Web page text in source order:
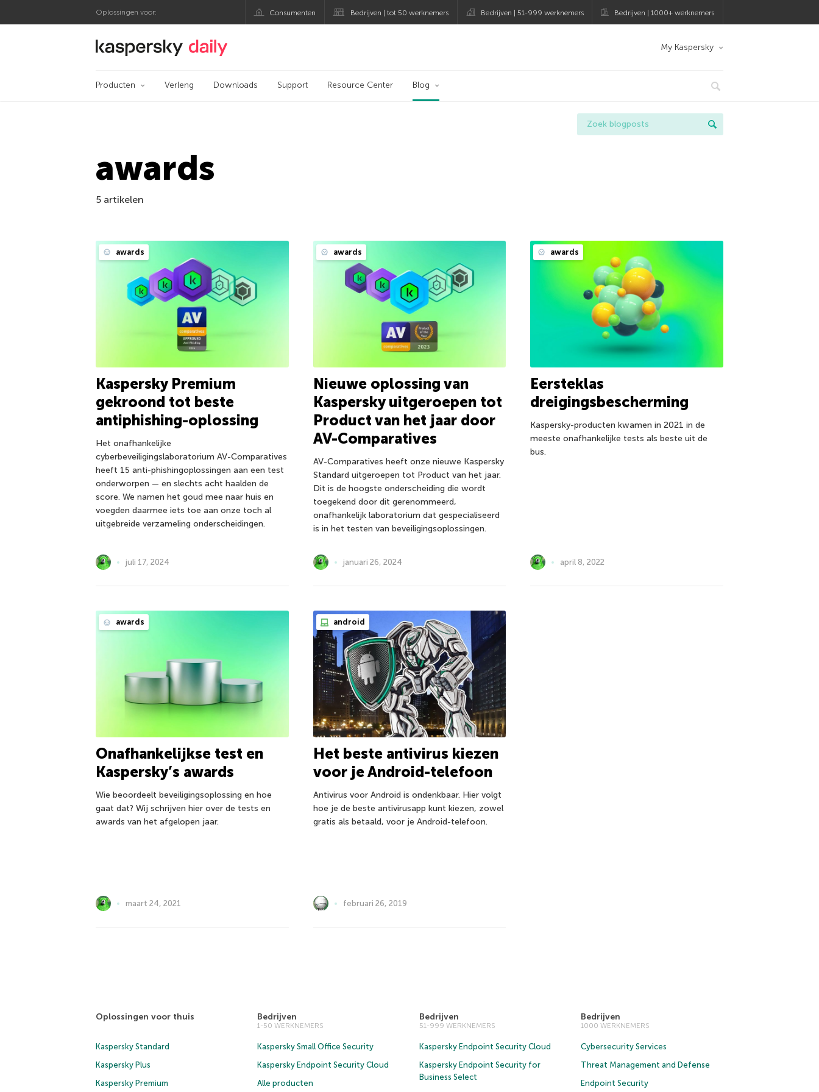
Oplossingen voor: Consumenten Bedrijven | tot 50 werknemers Bedrijven | 51-999 werknemers Bedrijven | 1000+ werknemers
Kaspersky official blog My Kaspersky
Producten Verleng Downloads Support Resource Center Blog
awards
5 artikelen
awards
Kaspersky Premium
gekroond tot beste
antiphishing-oplossing
Het onafhankelijke
cyberbeveiligingslaboratorium AV-Comparatives
heeft 15 anti-phishingoplossingen aan een test
onderworpen — en slechts acht haalden de
score. We namen het goud mee naar huis en
voegden daarmee iets toe aan onze toch al
uitgebreide verzameling onderscheidingen.
juli 17, 2024
awards
Nieuwe oplossing van
Kaspersky uitgeroepen tot
Product van het jaar door
AV-Comparatives
AV-Comparatives heeft onze nieuwe Kaspersky
Standard uitgeroepen tot Product van het jaar.
Dit is de hoogste onderscheiding die wordt
toegekend door dit gerenommeerd,
onafhankelijk laboratorium dat gespecialiseerd
is in het testen van beveiligingsoplossingen.
januari 26, 2024
awards
Eersteklas
dreigingsbescherming
Kaspersky-producten kwamen in 2021 in de
meeste onafhankelijke tests als beste uit de
bus.
april 8, 2022
awards
Onafhankelijkse test en
Kaspersky’s awards
Wie beoordeelt beveiligingsoplossing en hoe
gaat dat? Wij schrijven hier over de tests en
awards van het afgelopen jaar.
maart 24, 2021
android
Het beste antivirus kiezen
voor je Android-telefoon
Antivirus voor Android is ondenkbaar. Hier volgt
hoe je de beste antivirusapp kunt kiezen, zowel
gratis als betaald, voor je Android-telefoon.
februari 26, 2019
Oplossingen voor thuis
Kaspersky Standard
Kaspersky Plus
Kaspersky Premium
Bedrijven
1-50 WERKNEMERS
Kaspersky Small Office Security
Kaspersky Endpoint Security Cloud
Alle producten
Bedrijven
51-999 WERKNEMERS
Kaspersky Endpoint Security Cloud
Kaspersky Endpoint Security for
Business Select
Bedrijven
1000 WERKNEMERS
Cybersecurity Services
Threat Management and Defense
Endpoint Security